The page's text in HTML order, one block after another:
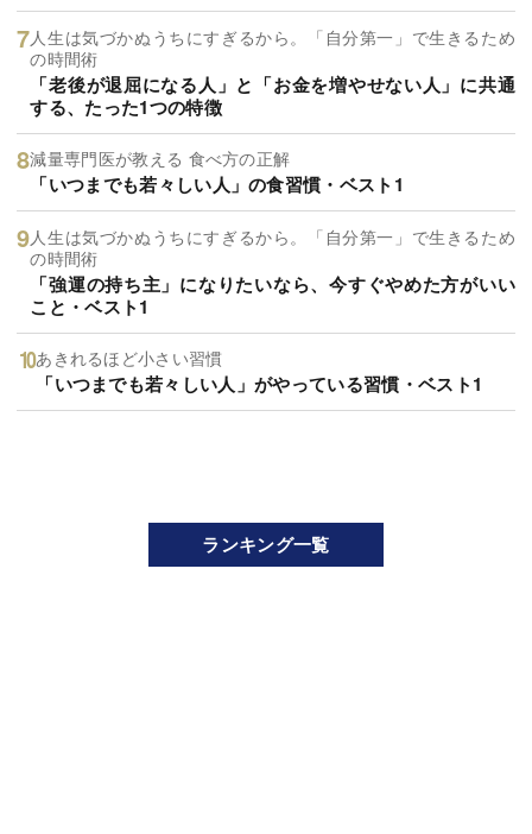
人生は気づかぬうちにすぎるから。「自分第一」で生きるため
の時間術
「老後が退屈になる人」と「お金を増やせない人」に共通
する、たった1つの特徴
減量専門医が教える 食べ方の正解
「いつまでも若々しい人」の食習慣・ベスト1
人生は気づかぬうちにすぎるから。「自分第一」で生きるため
の時間術
「強運の持ち主」になりたいなら、今すぐやめた方がいい
こと・ベスト1
あきれるほど小さい習慣
「いつまでも若々しい人」がやっている習慣・ベスト1
ランキング一覧